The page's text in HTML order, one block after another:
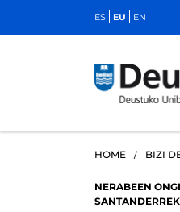
ES EU EN
HOME BIZI
NERABEEN
SANTANDERREK